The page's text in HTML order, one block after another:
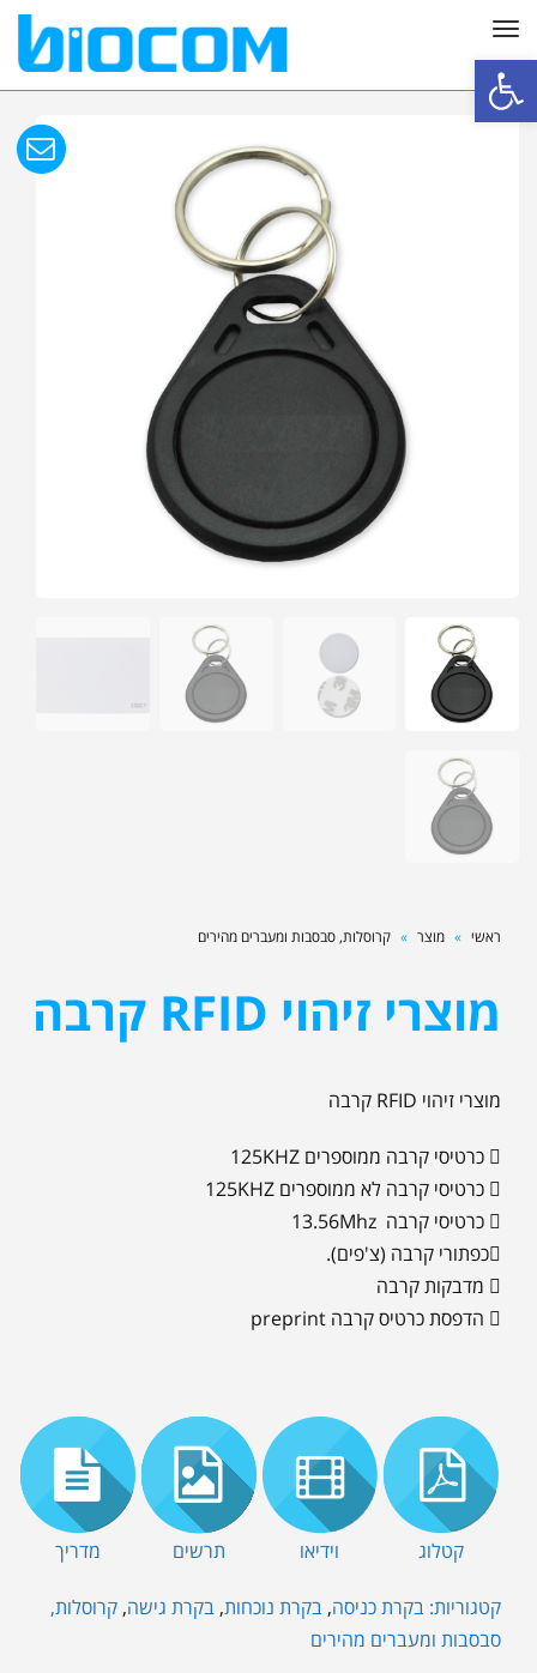
פתח סרגל נגישות
תפריט
ראשי » מוצר » קרוסלות, סבסבות ומעברים מהירים
מוצרי זיהוי RFID קרבה
מוצרי זיהוי RFID קרבה
 כרטיסי קרבה ממוספרים 125KHZ
 כרטיסי קרבה לא ממוספרים 125KHZ
 כרטיסי קרבה 13.56Mhz
כפתורי קרבה (צ'פים).
 מדבקות קרבה
 הדפסת כרטיס קרבה preprint
קטלוג וידיאו תרשים מדריך
קטגוריות: בקרת כניסה,בקרת נוכחות,בקרת גישה,קרוסלות,
סבסבות ומעברים מהירים